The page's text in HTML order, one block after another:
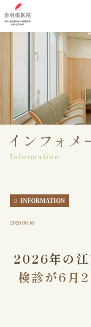
ホーム
院長紹介
初めての方へ
診療案内
インフォメ
Information
INFORMATION
2026.06.16
2026年の江
検診が6月